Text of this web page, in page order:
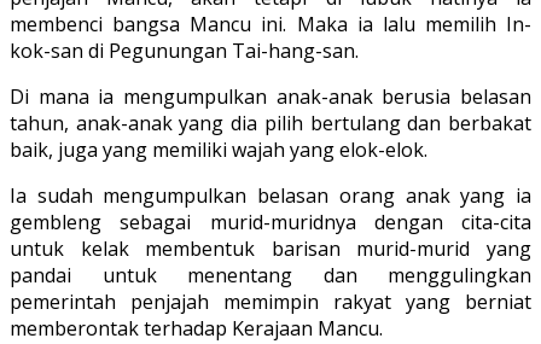
membenci bangsa Mancu ini. Maka ia lalu memilih In-
kok-san di Pegunungan Tai-hang-san.
Di mana ia me­ngumpulkan anak-anak berusia belasan
tahun, anak-anak yang dia pilih bertulang dan berbakat
baik, juga yang memiliki wajah yang elok-elok.
Ia sudah mengum­pulkan belasan orang anak yang ia
gem­bleng sebagai murid-muridnya dengan cita-cita
untuk kelak membentuk barisan murid-murid yang
pandai untuk menentang dan menggulingkan
pemerintah pen­jajah memimpin rakyat yang berniat
memberontak terhadap Kerajaan Mancu.